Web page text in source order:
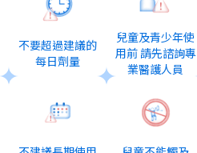
不要超過建議的
每日劑量
兒童及青少年使
用前 請先諮詢專
業醫護人員